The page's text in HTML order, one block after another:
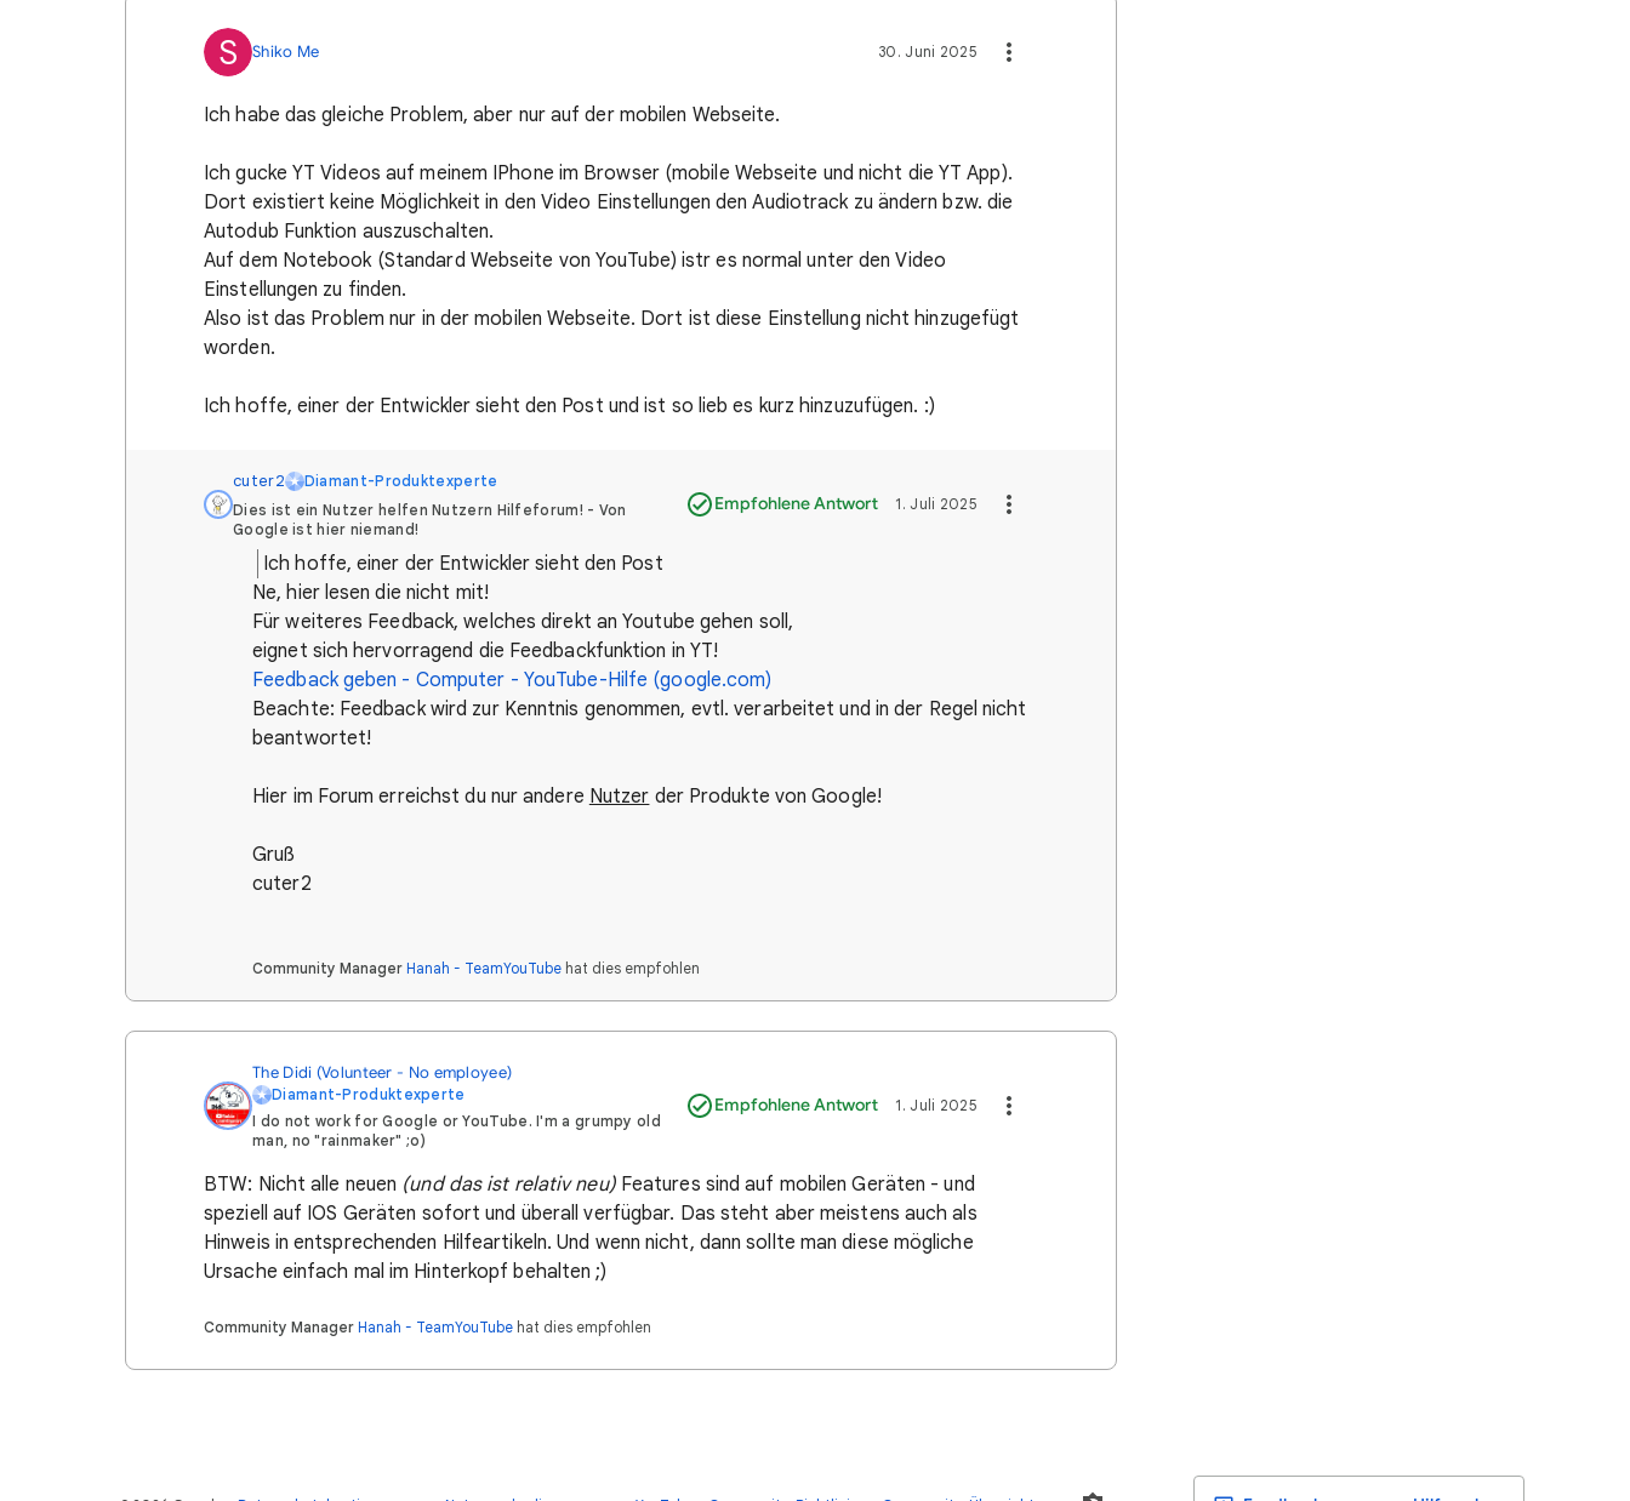
S Shiko Me 30. Juni 2025
Ich habe das gleiche Problem, aber nur auf der mobilen Webseite.
Ich gucke YT Videos auf meinem IPhone im Browser (mobile Webseite und nicht die YT App).
Dort existiert keine Möglichkeit in den Video Einstellungen den Audiotrack zu ändern bzw. die
Autodub Funktion auszuschalten.
Auf dem Notebook (Standard Webseite von YouTube) istr es normal unter den Video
Einstellungen zu finden.
Also ist das Problem nur in der mobilen Webseite. Dort ist diese Einstellung nicht hinzugefügt
worden.
Ich hoffe, einer der Entwickler sieht den Post und ist so lieb es kurz hinzuzufügen. :)
cuter2
Diamant-Produktexperte
Dies ist ein Nutzer helfen Nutzern Hilfeforum! - Von
Google ist hier niemand!
Empfohlene Antwort 1. Juli 2025
Ich hoffe, einer der Entwickler sieht den Post
Ne, hier lesen die nicht mit!
Für weiteres Feedback, welches direkt an Youtube gehen soll,
eignet sich hervorragend die Feedbackfunktion in YT!
Feedback geben - Computer - YouTube-Hilfe (google.com)
Beachte: Feedback wird zur Kenntnis genommen, evtl. verarbeitet und in der Regel nicht
beantwortet!
Hier im Forum erreichst du nur andere Nutzer der Produkte von Google!
Gruß
cuter2
Community Manager Hanah - TeamYouTube hat dies empfohlen
The Didi (Volunteer - No employee)
Diamant-Produktexperte
I do not work for Google or YouTube. I'm a grumpy old
man, no "rainmaker" ;o)
Empfohlene Antwort 1. Juli 2025
BTW: Nicht alle neuen (und das ist relativ neu)Features sind auf mobilen Geräten - und
speziell auf IOS Geräten sofort und überall verfügbar. Das steht aber meistens auch als
Hinweis in entsprechenden Hilfeartikeln. Und wenn nicht, dann sollte man diese mögliche
Ursache einfach mal im Hinterkopf behalten ;)
Community Manager Hanah - TeamYouTube hat dies empfohlen